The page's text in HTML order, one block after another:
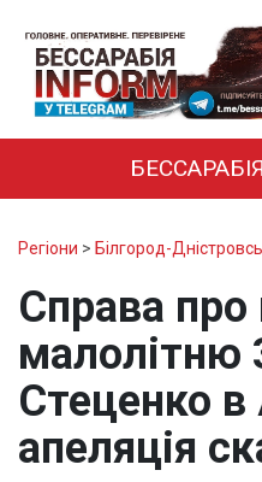
Регіони > Білгород-
Справа про
малолітню
Стеценко в
апеляція